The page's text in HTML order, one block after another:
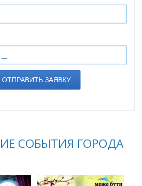
ОТПРАВИТЬ ЗАЯВКУ
СОБЫТИЯ ГОРОДА